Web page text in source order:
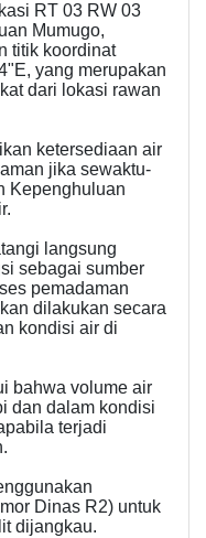
RT 03 RW 03
Mumugo,
titik koordinat
yang merupakan
dari lokasi rawan
ketersediaan air
jika sewaktu-
Kepenghuluan
langsung
sebagai sumber
pemadaman
dilakukan secara
kondisi air di
bahwa volume air
dan dalam kondisi
terjadi
Dinas R2) untuk
dijangkau.